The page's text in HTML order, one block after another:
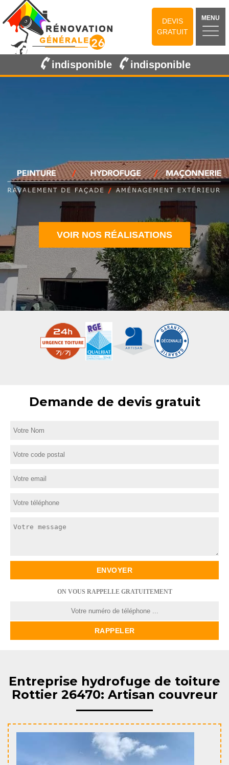
DEVIS
GRATUIT
MENU
indisponible indisponible
VOIR NOS RÉALISATIONS
Demande de devis gratuit
ON VOUS RAPPELLE GRATUITEMENT
Entreprise hydrofuge de toiture
Rottier 26470: Artisan couvreur